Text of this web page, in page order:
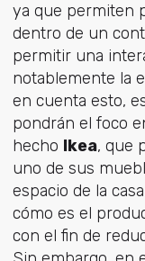
ya que permiten
dentro de un
permitir una
notablemente la
en cuenta esto,
pondrán el foco
hecho Ikea, que
uno de sus
espacio de la
cómo es el
con el fin de